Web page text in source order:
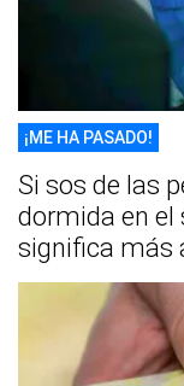
¡ME HA PASADO!
Si sos de las
dormida en el
significa más